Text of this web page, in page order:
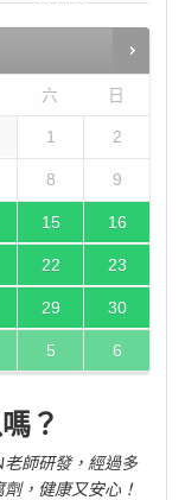
六 日
1 2
8 9
15 16
22 23
29 30
5 6
？
老師研發，經過多
，健康又安心！